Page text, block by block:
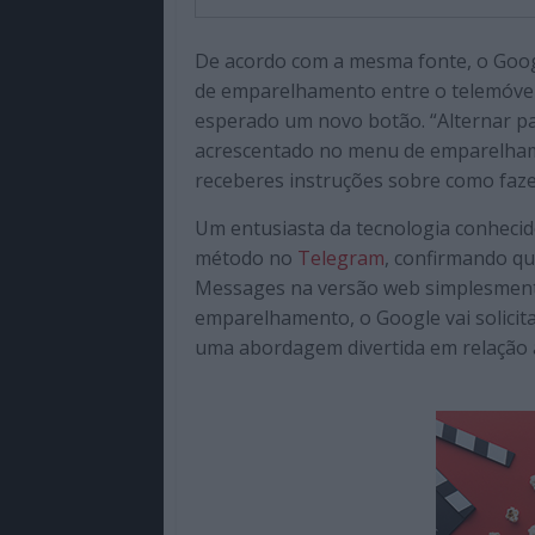
De acordo com a mesma fonte, o
de emparelhamento entre o
esperado um novo botão. “Alternar
acrescentado no menu de
receberes instruções sobre como
Um entusiasta da tecnologia
método no Telegram, confirmando
Messages na versão web
emparelhamento, o Google vai
uma abordagem divertida em